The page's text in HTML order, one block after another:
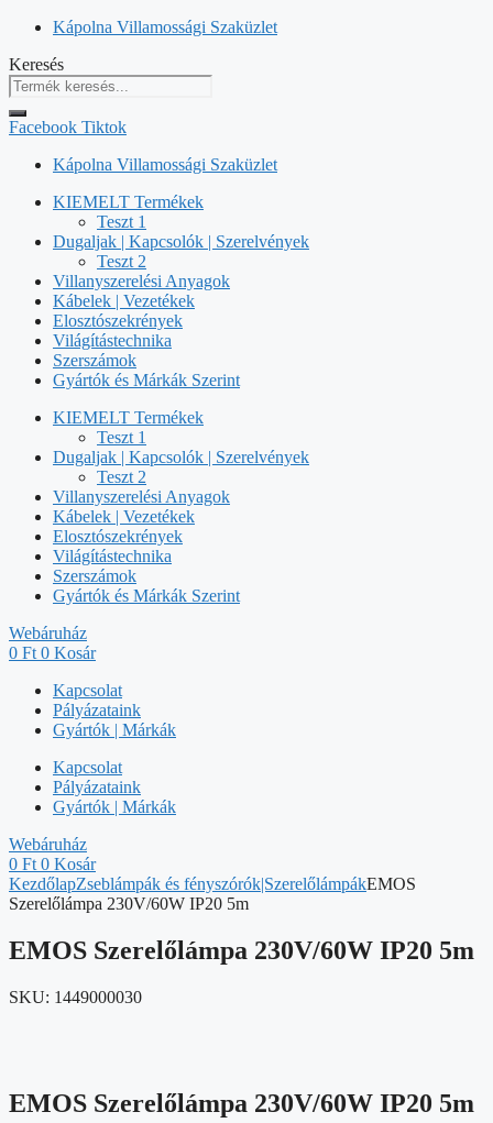
Kilépés
tartalomba
Kápolna Villamossági Szaküzlet
Keresés
Facebook Tiktok
Kápolna Villamossági Szaküzlet
KIEMELT Termékek
Teszt 1
Dugaljak | Kapcsolók | Szerelvények
Teszt 2
Villanyszerelési Anyagok
Kábelek | Vezetékek
Elosztószekrények
Világítástechnika
Szerszámok
Gyártók és Márkák Szerint
KIEMELT Termékek
Teszt 1
Dugaljak | Kapcsolók | Szerelvények
Teszt 2
Villanyszerelési Anyagok
Kábelek | Vezetékek
Elosztószekrények
Világítástechnika
Szerszámok
Gyártók és Márkák Szerint
Webáruház
0 Ft 0 Kosár
Kapcsolat
Pályázataink
Gyártók | Márkák
Kapcsolat
Pályázataink
Gyártók | Márkák
Webáruház
0 Ft 0 Kosár
KezdőlapZseblámpák és fényszórók|SzerelőlámpákEMOS
Szerelőlámpa 230V/60W IP20 5m
EMOS Szerelőlámpa 230V/60W IP20 5m
SKU: 1449000030
EMOS Szerelőlámpa 230V/60W IP20 5m